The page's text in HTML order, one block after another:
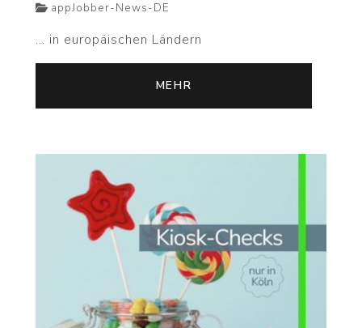
appJobber-News-DE
... in europäischen Ländern
MEHR